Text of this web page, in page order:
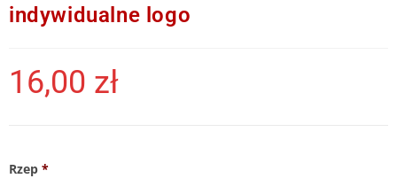
indywidualne logo
16,00 zł
Rzep *